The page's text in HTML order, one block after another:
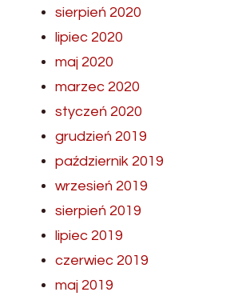
sierpień 2020
lipiec 2020
maj 2020
marzec 2020
styczeń 2020
grudzień 2019
październik 2019
wrzesień 2019
sierpień 2019
lipiec 2019
czerwiec 2019
maj 2019